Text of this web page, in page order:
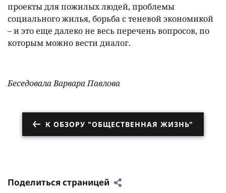
проекты для пожилых людей, проблемы
социального жилья, борьба с теневой экономикой
– и это еще далеко не весь перечень вопросов, по
которым можно вести диалог.
Беседовала Варвара Павлова
К ОБЗОРУ "ОБЩЕСТВЕННАЯ ЖИЗНЬ"
Поделиться страницей